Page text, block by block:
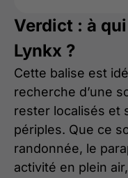
Verdict : à
Lynkx ?
Cette balise est
recherche d’une
rester localisés et
périples. Que ce
randonnée, le
activité en plein air,